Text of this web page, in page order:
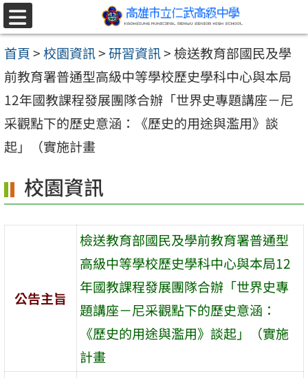
跳至主要內容區
選
單
首頁>校園資訊>研習資訊> 檢送教育部國民及學
前教育署普通型高級中等學校歷史學科中心與本局
12年國教課程發展團隊合辦「世界史專題講座－尼
采觀點下的歷史意涵：《歷史的用途與濫用》談
起」（實施計畫
校園資訊
公告主旨
檢送教育部國民及學前教育署普通型
高級中等學校歷史學科中心與本局12
年國教課程發展團隊合辦「世界史專
題講座－尼采觀點下的歷史意涵：
《歷史的用途與濫用》談起」（實施
計畫